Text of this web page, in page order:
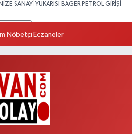
SANAYİ YUKARISI BAGER PETROL GİRİŞİ
Yol Tarifi Al
CAD.NO:17B
Nöbetçi Eczaneler